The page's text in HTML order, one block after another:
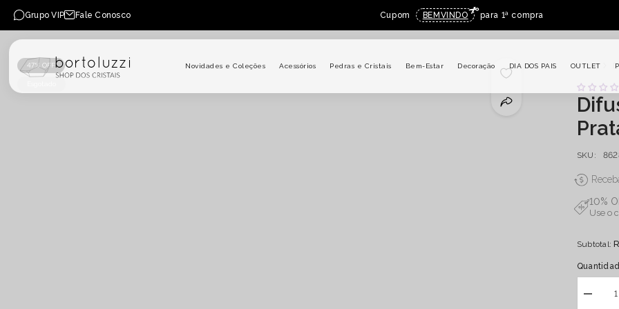
Grupo VIP Fale Conosco Cupom BEMVINDO para 1ª compra
Novidades e Coleções Acessórios Pedras e Cristais Bem-Estar Decoração DIA DOS PAIS OUTLET
47% OFF Início
SKU:
10%
Use o
Subtotal:
Diminuir